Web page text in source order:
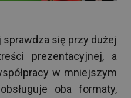
się przy dużej
prezentacyjnej, a
w mniejszym
oba formaty,